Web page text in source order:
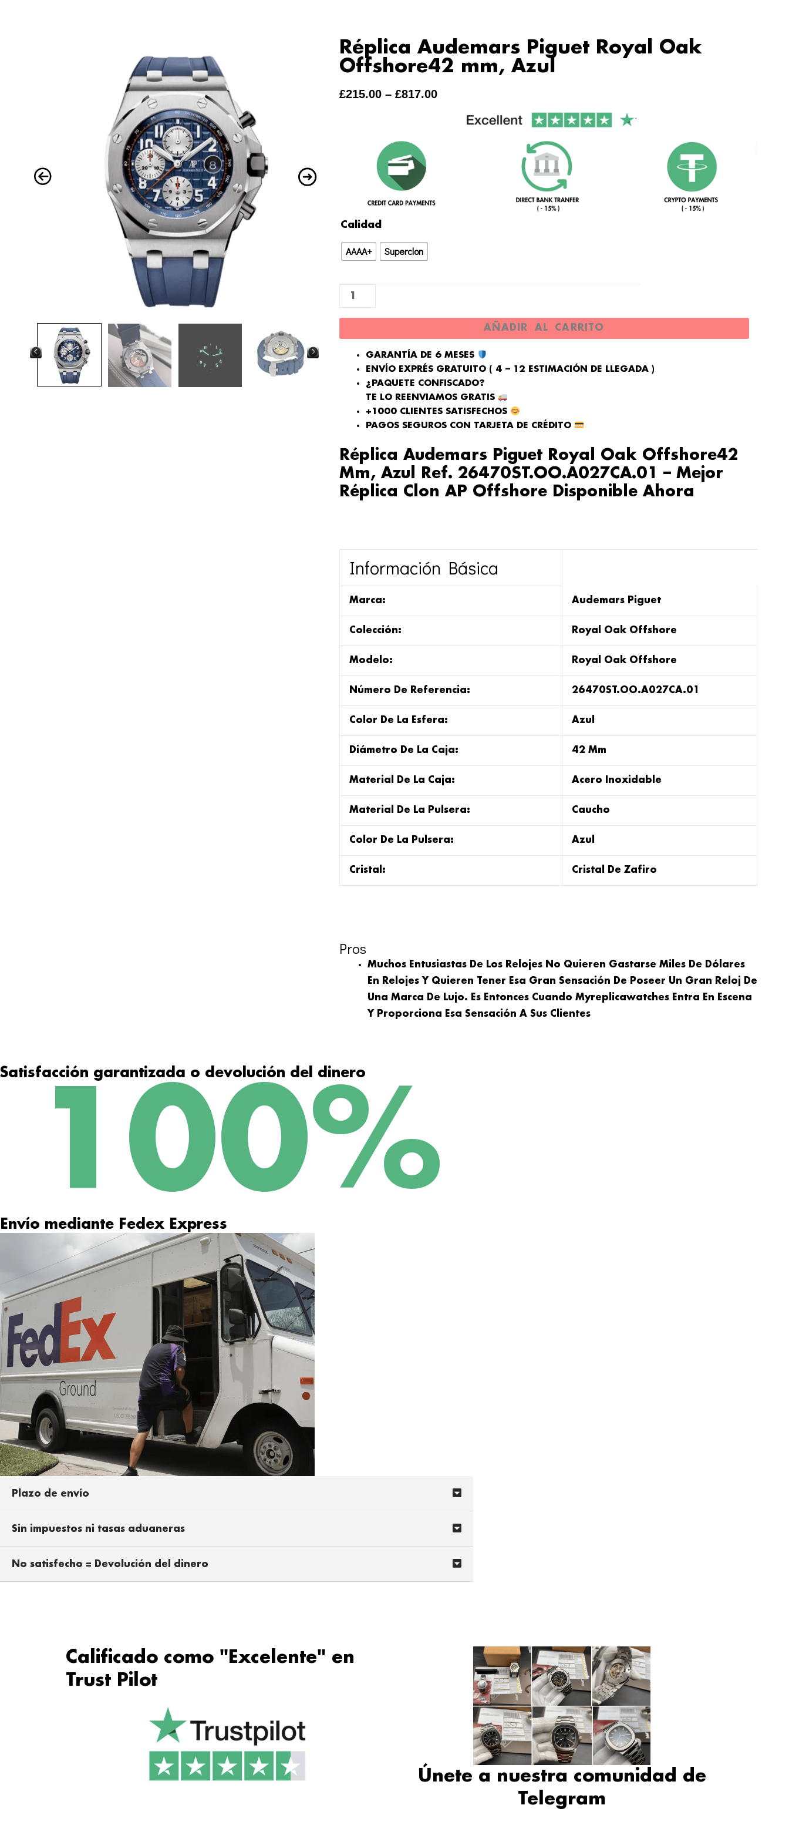
Réplica Audemars Piguet Royal Oak
Offshore42 mm, Azul
£215.00– £817.00
Calidad
AAAA+ Superclon
Réplica
Piguet
Oak
Offshore42
mm,
Azul
cantidad
AÑADIR AL CARRITO
GARANTÍA DE 6 MESES
ENVÍO EXPRÉS GRATUITO ( 4 – 12 ESTIMACIÓN DE LLEGADA )
¿PAQUETE CONFISCADO?
TE LO REENVIAMOS GRATIS
+1000 CLIENTES SATISFECHOS
PAGOS SEGUROS CON TARJETA DE CRÉDITO
Réplica Audemars Piguet Royal Oak Offshore42
Mm, Azul Ref. 26470ST.OO.A027CA.01 – Mejor
Réplica Clon AP Offshore Disponible Ahora
Información Básica
Marca: Audemars Piguet
Colección: Royal Oak Offshore
Modelo: Royal Oak Offshore
Número De Referencia: 26470ST.OO.A027CA.01
Color De La Esfera: Azul
Diámetro De La Caja: 42 Mm
Material De La Caja: Acero Inoxidable
Material De La Pulsera: Caucho
Color De La Pulsera: Azul
Cristal: Cristal De Zafiro
Pros
Muchos Entusiastas De Los Relojes No Quieren Gastarse Miles De Dólares
En Relojes Y Quieren Tener Esa Gran Sensación De Poseer Un Gran Reloj De
Una Marca De Lujo. Es Entonces Cuando Myreplicawatches Entra En Escena
Y Proporciona Esa Sensación A Sus Clientes
Satisfacción garantizada o devolución del dinero
100%
Envío mediante Fedex Express
Plazo de envío
Sin impuestos ni tasas aduaneras
No satisfecho = Devolución del dinero
Calificado como "Excelente" en
Trust Pilot
Únete a nuestra comunidad de
Telegram